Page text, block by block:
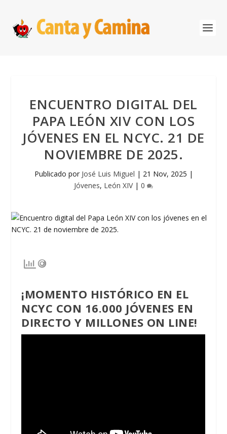
ENCUENTRO DIGITAL DEL
PAPA LEÓN XIV CON LOS
JÓVENES EN EL NCYC. 21 DE
NOVIEMBRE DE 2025.
Publicado por José Luis Miguel | 21 Nov, 2025 |
Jóvenes, León XIV| 0
¡MOMENTO HISTÓRICO EN EL
NCYC CON 16.000 JÓVENES EN
DIRECTO Y MILLONES ON LINE!